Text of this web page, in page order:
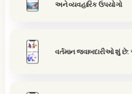
અને વ્યવહારિક ઉપયોગો
વર્તમાન જવાબદારીઓ શું